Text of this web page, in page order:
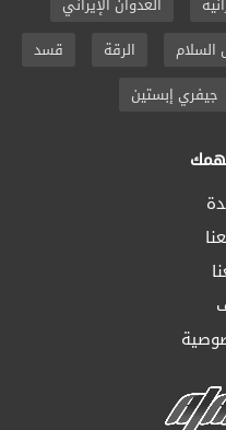
الرقة
قسد
جيفري إبستين